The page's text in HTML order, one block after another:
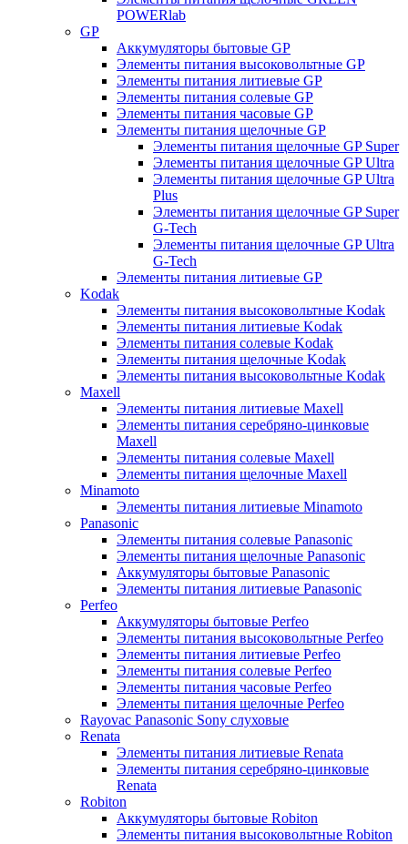
POWERlab
GP
Аккумуляторы бытовые GP
Элементы питания высоковольтные GP
Элементы питания литиевые GP
Элементы питания солевые GP
Элементы питания часовые GP
Элементы питания щелочные GP
Элементы питания щелочные GP Super
Элементы питания щелочные GP Ultra
Элементы питания щелочные GP Ultra
Plus
Элементы питания щелочные GP Super
G-Tech
Элементы питания щелочные GP Ultra
G-Tech
Элементы питания литиевые GP
Kodak
Элементы питания высоковольтные Kodak
Элементы питания литиевые Kodak
Элементы питания солевые Kodak
Элементы питания щелочные Kodak
Элементы питания высоковольтные Kodak
Maxell
Элементы питания литиевые Maxell
Элементы питания серебряно-цинковые
Maxell
Элементы питания солевые Maxell
Элементы питания щелочные Maxell
Minamoto
Элементы питания литиевые Minamoto
Panasonic
Элементы питания солевые Panasonic
Элементы питания щелочные Panasonic
Аккумуляторы бытовые Panasonic
Элементы питания литиевые Panasonic
Perfeo
Аккумуляторы бытовые Perfeo
Элементы питания высоковольтные Perfeo
Элементы питания литиевые Perfeo
Элементы питания солевые Perfeo
Элементы питания часовые Perfeo
Элементы питания щелочные Perfeo
Rayovac Panasonic Sony слуховые
Renata
Элементы питания литиевые Renata
Элементы питания серебряно-цинковые
Renata
Robiton
Аккумуляторы бытовые Robiton
Элементы питания высоковольтные Robiton